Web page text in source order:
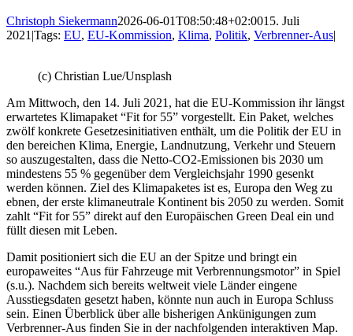
Christoph Siekermann2026-06-01T08:50:48+02:0015. Juli
2021|Tags: EU, EU-Kommission, Klima, Politik, Verbrenner-Aus|
(c) Christian Lue/Unsplash
Am Mittwoch, den 14. Juli 2021, hat die EU-Kommission ihr längst
erwartetes Klimapaket “Fit for 55” vorgestellt. Ein Paket, welches
zwölf konkrete Gesetzesinitiativen enthält, um die Politik der EU in
den bereichen Klima, Energie, Landnutzung, Verkehr und Steuern
so auszugestalten, dass die Netto-CO2-Emissionen bis 2030 um
mindestens 55 % gegenüber dem Vergleichsjahr 1990 gesenkt
werden können. Ziel des Klimapaketes ist es, Europa den Weg zu
ebnen, der erste klimaneutrale Kontinent bis 2050 zu werden. Somit
zahlt “Fit for 55” direkt auf den Europäischen Green Deal ein und
füllt diesen mit Leben.
Damit positioniert sich die EU an der Spitze und bringt ein
europaweites “Aus für Fahrzeuge mit Verbrennungsmotor” in Spiel
(s.u.). Nachdem sich bereits weltweit viele Länder eingene
Ausstiegsdaten gesetzt haben, könnte nun auch in Europa Schluss
sein. Einen Überblick über alle bisherigen Ankünigungen zum
Verbrenner-Aus finden Sie in der nachfolgenden interaktiven Map.